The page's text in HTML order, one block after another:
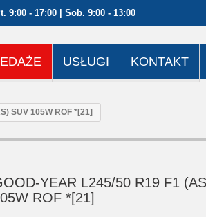
9:00 - 17:00 | Sob. 9:00 - 13:00
USŁUGI KONTAKT
SUV 105W ROF *[21]
YEAR L245/50 R19 F1
ROF *[21]